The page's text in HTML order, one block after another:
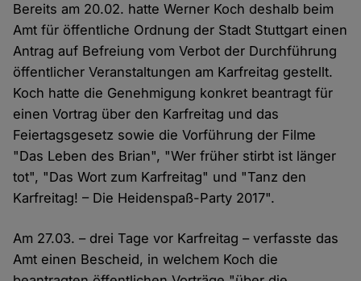
Bereits am 20.02. hatte Werner Koch deshalb beim
Amt für öffentliche Ordnung der Stadt Stuttgart einen
Antrag auf Befreiung vom Verbot der Durchführung
öffentlicher Veranstaltungen am Karfreitag gestellt.
Koch hatte die Genehmigung konkret beantragt für
einen Vortrag über den Karfreitag und das
Feiertagsgesetz sowie die Vorführung der Filme
"Das Leben des Brian", "Wer früher stirbt ist länger
tot", "Das Wort zum Karfreitag" und "Tanz den
Karfreitag! – Die Heidenspaß-Party 2017".
Am 27.03. – drei Tage vor Karfreitag – verfasste das
Amt einen Bescheid, in welchem Koch die